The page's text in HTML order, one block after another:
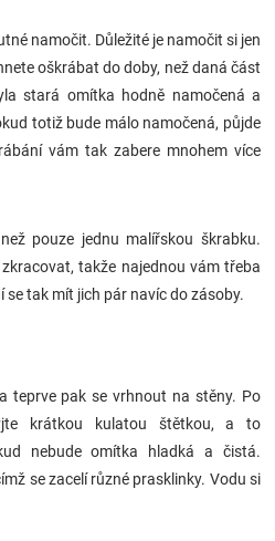
namočit. Důležité je namočit si jen
oškrábat do doby, než daná část
stará omítka hodně namočená a
totiž bude málo namočená, půjde
vám tak zabere mnohem více
pouze jednu malířskou škrabku.
takže najednou vám třeba
se tak mít jich pár navíc do zásoby.
teprve pak se vrhnout na stěny. Po
krátkou kulatou štětkou, a to
nebude omítka hladká a čistá.
se zacelí různé prasklinky. Vodu si